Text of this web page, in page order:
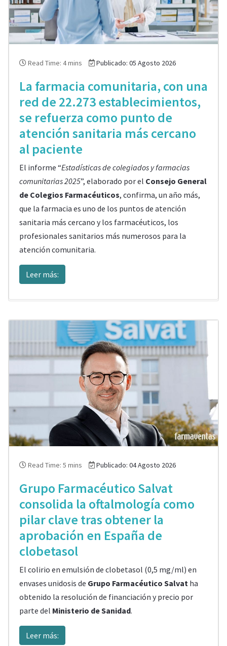
Read Time: 4 mins Publicado: 05 Agosto 2026
La farmacia comunitaria, con una
red de 22.273 establecimientos,
se refuerza como punto de
atención sanitaria más cercano
al paciente
El informe “Estadísticas de colegiados y farmacias
comunitarias 2025”, elaborado por el Consejo General
de Colegios Farmacéuticos, confirma, un año más,
que la farmacia es uno de los puntos de atención
sanitaria más cercano y los farmacéuticos, los
profesionales sanitarios más numerosos para la
atención comunitaria.
Leer más:
Read Time: 5 mins Publicado: 04 Agosto 2026
Grupo Farmacéutico Salvat
consolida la oftalmología como
pilar clave tras obtener la
aprobación en España de
clobetasol
El colirio en emulsión de clobetasol (0,5 mg/ml) en
envases unidosis de Grupo Farmacéutico Salvat ha
obtenido la resolución de financiación y precio por
parte del Ministerio de Sanidad.
Leer más: